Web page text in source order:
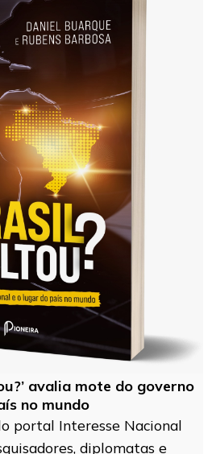
avalia mote do governo
no mundo
portal Interesse Nacional
diplomatas e